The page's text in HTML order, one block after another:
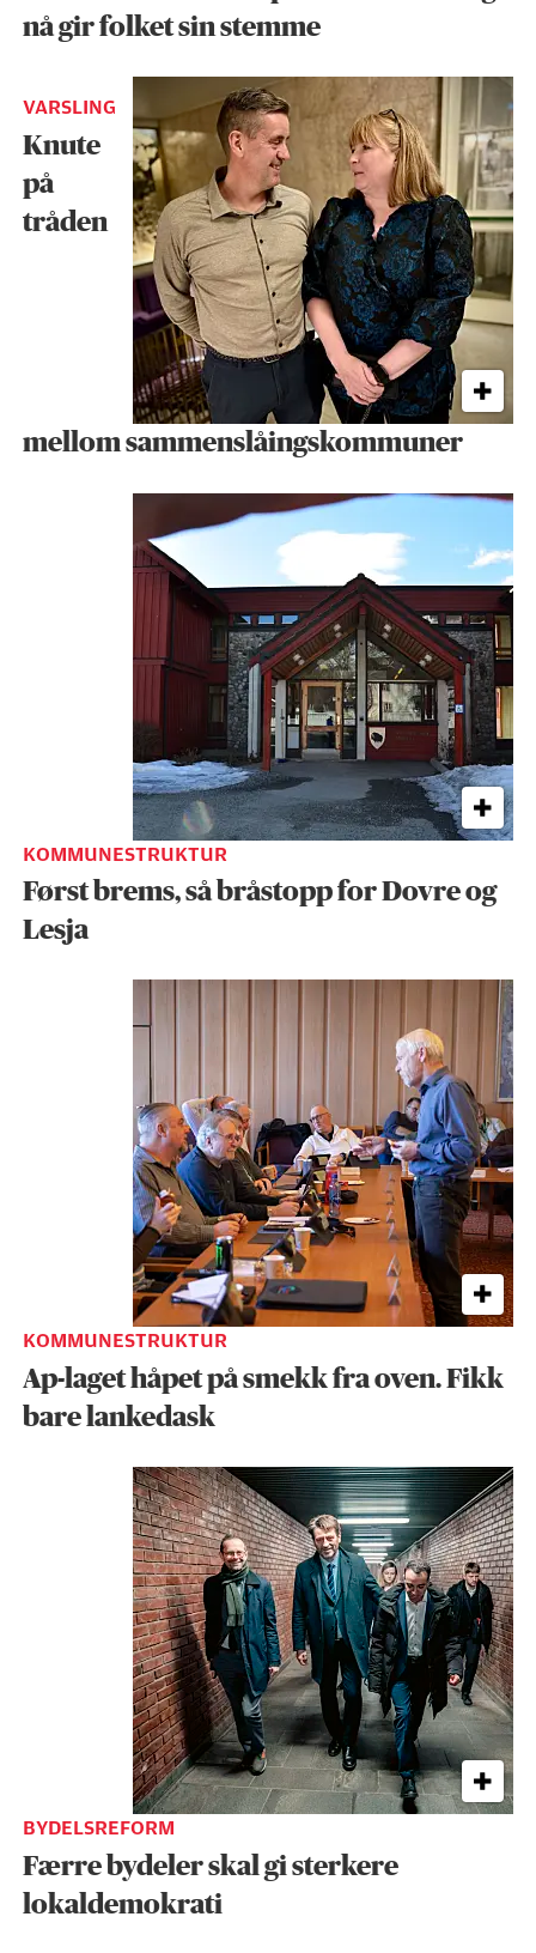
nå gir folket sin stemme
VARSLING
Knute
på
tråden
mellom sammenslåingskommuner
KOMMUNESTRUKTUR
Først brems, så bråstopp for Dovre og
Lesja
KOMMUNESTRUKTUR
Ap-laget håpet på smekk fra oven. Fikk
bare lankedask
BYDELSREFORM
Færre bydeler skal gi sterkere
lokaldemokrati